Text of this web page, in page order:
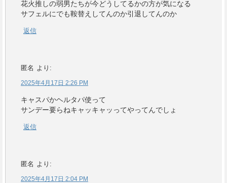
花火推しの弱男たちが今どうしてるかの方が気になる
サフェルにでも鞍替えしてんのか引退してんのか
返信
匿名 より:
2025年4月17日 2:26 PM
キャスパかヘルタパ使って
サンデー要らねキャッキャッってやってんでしょ
返信
匿名 より:
2025年4月17日 2:04 PM